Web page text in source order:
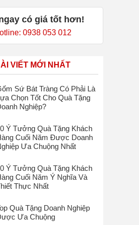
có giá tốt hơn!
0938 053 012
VIẾT MỚI NHẤT
Sứ Bát Tràng Có Phải Là
Chọn Tốt Cho Quà Tặng
Nghiệp?
Ý Tưởng Quà Tặng Khách
Cuối Năm Được Doanh
Ưa Chuộng Nhất
Ý Tưởng Quà Tặng Khách
Cuối Năm Ý Nghĩa Và
Thực Nhất
Quà Tặng Doanh Nghiệp
Ưa Chuộng